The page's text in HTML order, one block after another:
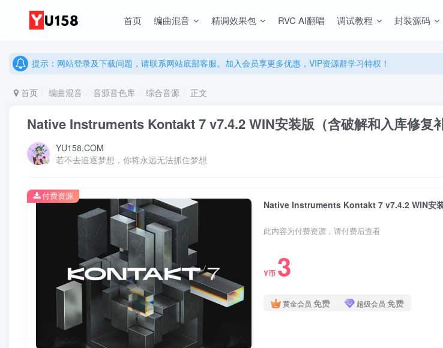
首页 编曲混音 精调效果包 RVC AI翻唱 调试教程 封装源码
说明：有任何问题请联系网站客服处理，开通会员可解锁全站资源，无限制永久使用下载！
说明：有任何问题请联系网站客服处理，开通会员可解锁全站资源，无限制永久使用下载！
提示：网站登录及下载问题，请联系网站底部客服。加入会员享更多优惠，VIP资源群学习特权！
首页 编曲混音 音源音色库 综合音源 正文
Native Instruments Kontakt 7 v7.4.2 WIN安装版（含破解和入库修复补
YU158.COM
若不去追逐梦想，你将永远无法抓住梦想
Native Instruments Kontakt 7 v7.4.2 WIN安装
此内容为付费资源，请付费后查看
Y币 3
黄金会员 免费 超级会员 免费
付费资源